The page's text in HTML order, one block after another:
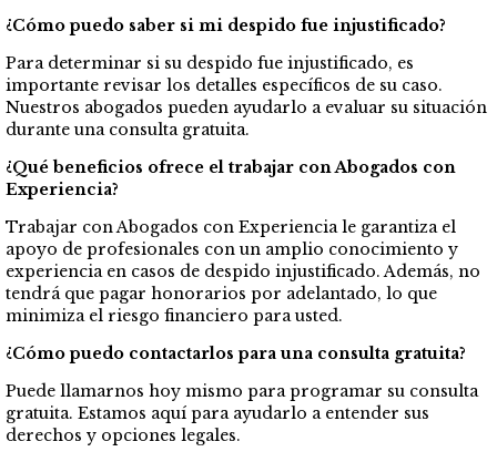
¿Cómo puedo saber si mi despido fue injustificado?
Para determinar si su despido fue injustificado, es
importante revisar los detalles específicos de su caso.
Nuestros abogados pueden ayudarlo a evaluar su situación
durante una consulta gratuita.
¿Qué beneficios ofrece el trabajar con Abogados con
Experiencia?
Trabajar con Abogados con Experiencia le garantiza el
apoyo de profesionales con un amplio conocimiento y
experiencia en casos de despido injustificado. Además, no
tendrá que pagar honorarios por adelantado, lo que
minimiza el riesgo financiero para usted.
¿Cómo puedo contactarlos para una consulta gratuita?
Puede llamarnos hoy mismo para programar su consulta
gratuita. Estamos aquí para ayudarlo a entender sus
derechos y opciones legales.